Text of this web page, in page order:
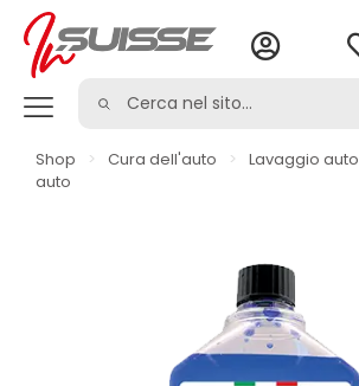
Shop > Cura dell'auto > Lavaggio auto
auto